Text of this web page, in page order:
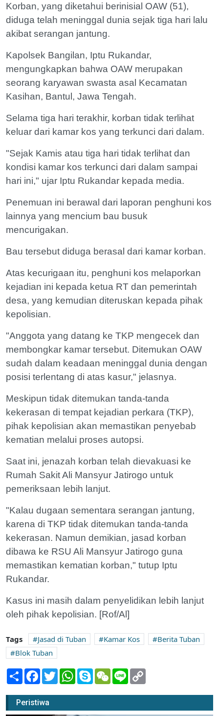
Korban, yang diketahui berinisial OAW (51),
diduga telah meninggal dunia sejak tiga hari lalu
akibat serangan jantung.
Kapolsek Bangilan, Iptu Rukandar,
mengungkapkan bahwa OAW merupakan
seorang karyawan swasta asal Kecamatan
Kasihan, Bantul, Jawa Tengah.
Selama tiga hari terakhir, korban tidak terlihat
keluar dari kamar kos yang terkunci dari dalam.
"Sejak Kamis atau tiga hari tidak terlihat dan
kondisi kamar kos terkunci dari dalam sampai
hari ini," ujar Iptu Rukandar kepada media.
Penemuan ini berawal dari laporan penghuni kos
lainnya yang mencium bau busuk
mencurigakan.
Bau tersebut diduga berasal dari kamar korban.
Atas kecurigaan itu, penghuni kos melaporkan
kejadian ini kepada ketua RT dan pemerintah
desa, yang kemudian diteruskan kepada pihak
kepolisian.
"Anggota yang datang ke TKP mengecek dan
membongkar kamar tersebut. Ditemukan OAW
sudah dalam keadaan meninggal dunia dengan
posisi terlentang di atas kasur," jelasnya.
Meskipun tidak ditemukan tanda-tanda
kekerasan di tempat kejadian perkara (TKP),
pihak kepolisian akan memastikan penyebab
kematian melalui proses autopsi.
Saat ini, jenazah korban telah dievakuasi ke
Rumah Sakit Ali Mansyur Jatirogo untuk
pemeriksaan lebih lanjut.
"Kalau dugaan sementara serangan jantung,
karena di TKP tidak ditemukan tanda-tanda
kekerasan. Namun demikian, jasad korban
dibawa ke RSU Ali Mansyur Jatirogo guna
memastikan kematian korban," tutup Iptu
Rukandar.
Kasus ini masih dalam penyelidikan lebih lanjut
oleh pihak kepolisian. [Rof/Al]
Tags Jasad di Tuban Kamar Kos
Berita Tuban
Blok Tuban
Share Facebook
TwitterWhatsApp
SkypeWeChatLine
Peristiwa